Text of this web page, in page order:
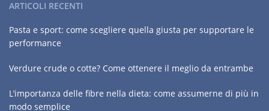
ARTICOLI RECENTI
Pasta e sport: come scegliere quella giusta per supportare le
performance
Verdure crude o cotte? Come ottenere il meglio da entrambe
L’importanza delle fibre nella dieta: come assumerne di più in
modo semplice